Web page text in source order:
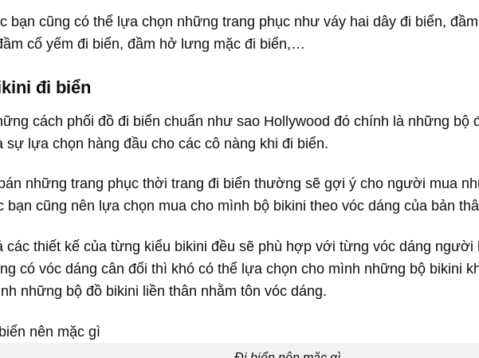
bạn cũng có thể lựa chọn những trang phục như váy hai dây đi biển,
cổ yếm đi biển, đầm hở lưng mặc đi biển,…
đi biển
cách phối đồ đi biển chuẩn như sao Hollywood đó chính là những bộ
sự lựa chọn hàng đầu cho các cô nàng khi đi biển.
những trang phục thời trang đi biển thường sẽ gợi ý cho người mua
bạn cũng nên lựa chọn mua cho mình bộ bikini theo vóc dáng của bản
các thiết kế của từng kiểu bikini đều sẽ phù hợp với từng vóc dáng người
có vóc dáng cân đối thì khó có thể lựa chọn cho mình những bộ bikini
những bộ đồ bikini liền thân nhằm tôn vóc dáng.